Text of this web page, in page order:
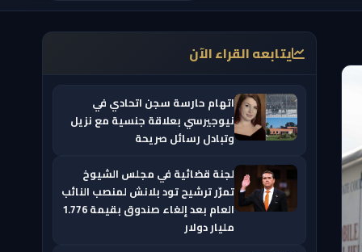
يتابعه القراء الآن
اتهام حارسة سجن اتحادي في
نيوجيرسي بعلاقة جنسية مع نزيل
وتبادل رسائل صريحة
لجنة قضائية في مجلس الشيوخ
تمرّر ترشيح تود بلانش لمنصب النائب
العام بعد إلغاء صندوق بقيمة 1.776
مليار دولار